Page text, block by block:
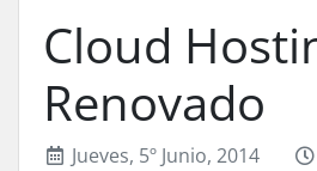
Cloud
Renovado
Jueves, 5º Junio, 2014